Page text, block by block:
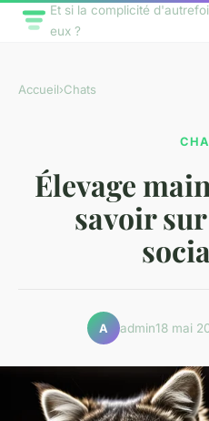
Et si la complicité
eux ?
Accueil›Chats
Élevage
savoir
A admin18 mai